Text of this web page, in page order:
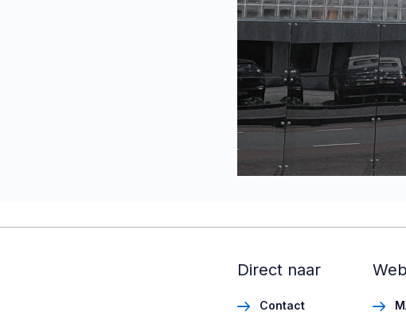
Direct naar
Contact